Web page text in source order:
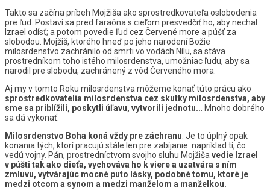
Takto sa začína príbeh Mojžiša ako sprostredkovateľa oslobodenia
pre ľud. Postaví sa pred faraóna s cieľom presvedčiť ho, aby nechal
Izrael odísť; a potom povedie ľud cez Červené more a púšť za
slobodou. Mojžiš, ktorého hneď po jeho narodení Božie
milosrdenstvo zachránilo od smrti vo vodách Nílu, sa stáva
prostredníkom toho istého milosrdenstva, umožniac ľudu, aby sa
narodil pre slobodu, zachránený z vôd Červeného mora.
Aj my v tomto Roku milosrdenstva môžeme konať túto prácu ako
sprostredkovatelia milosrdenstva cez skutky milosrdenstva, aby
sme sa priblížili, poskytli úľavu, vytvorili jednotu.. . Mnoho dobrého
sa dá vykonať.
Milosrdenstvo Boha koná vždy pre záchranu . Je to úplný opak
konania tých, ktorí pracujú stále len pre zabíjanie: napríklad tí, čo
vedú vojny. Pán, prostredníctvom svojho sluhu Mojžiša vedie Izrael
v púšti tak ako dieťa, vychováva ho k viere a uzatvára s ním
zmluvu, vytvárajúc mocné puto lásky, podobné tomu, ktoré je
medzi otcom a synom a medzi manželom a manželkou.